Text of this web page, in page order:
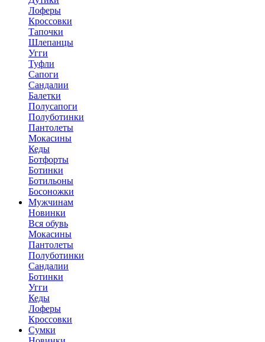
Лоферы
Кроссовки
Тапочки
Шлепанцы
Угги
Туфли
Сапоги
Сандалии
Балетки
Полусапоги
Полуботинки
Пантолеты
Мокасины
Кеды
Ботфорты
Ботинки
Ботильоны
Босоножки
Мужчинам
Новинки
Вся обувь
Мокасины
Пантолеты
Полуботинки
Сандалии
Ботинки
Угги
Кеды
Лоферы
Кроссовки
Сумки